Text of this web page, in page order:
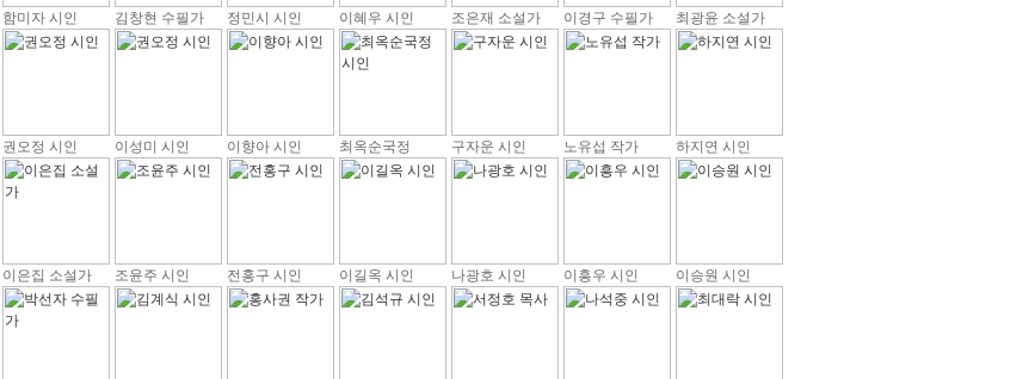
함미자 시인 김창현 수필가 정민시 시인 이혜우 시인 조은재 소설가 이경구 수필가 최광윤 소설가
권오정 시인 이성미 시인 이향아 시인 최옥순국정 구자운 시인 노유섭 작가 하지연 시인
이은집 소설가 조윤주 시인 전홍구 시인 이길옥 시인 나광호 시인 이흥우 시인 이승원 시인